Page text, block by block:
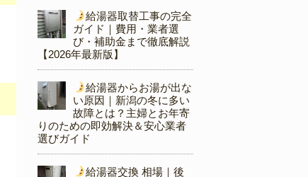
給湯器取替工事の完全
ガイド｜費用・業者選
び・補助金まで徹底解説
【2026年最新版】
給湯器からお湯が出な
い原因｜新潟の冬に多い
故障とは？主婦とお年寄
りのための即効解決＆安心業者
選びガイド
給湯器交換 相場｜後